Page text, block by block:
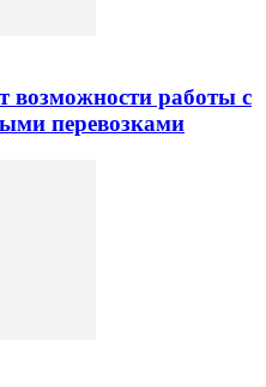
возможности работы с
перевозками